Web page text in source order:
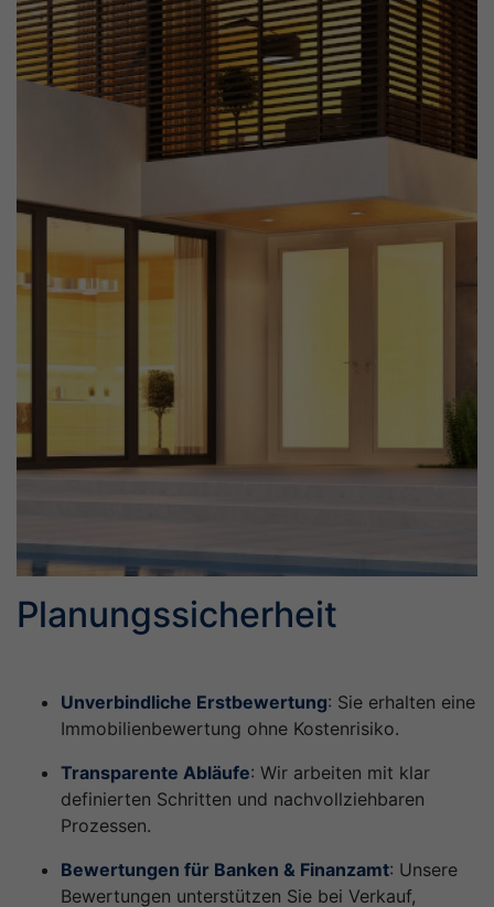
Planungssicherheit
Unverbindliche Erstbewertung: Sie erhalten eine
Immobilienbewertung ohne Kostenrisiko.
Transparente Abläufe: Wir arbeiten mit klar
definierten Schritten und nachvollziehbaren
Prozessen.
Bewertungen für Banken & Finanzamt: Unsere
Bewertungen unterstützen Sie bei Verkauf,